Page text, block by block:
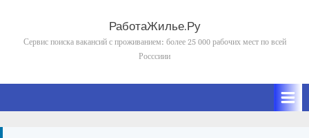
content
РаботаЖилье.Ру
Сервис поиска вакансий с проживанием: более 25 000 рабочих мест по всей
Росссиии